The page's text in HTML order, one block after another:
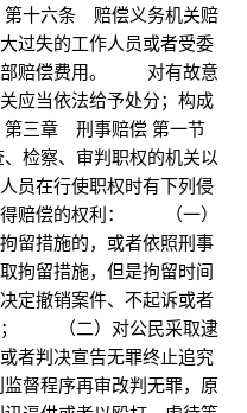
十六条 赔偿义务机关赔
过失的工作人员或者受委
部赔偿费用。 对有故意
应当依法给予处分；构成
第三章 刑事赔偿 第一节
察、审判职权的机关以
员在行使职权时有下列侵
得赔偿的权利： （一）
留措施的，或者依照刑事
拘留措施，但是拘留时间
定撤销案件、不起诉或者
； （二）对公民采取逮
者判决宣告无罪终止追究
程序再审改判无罪，原